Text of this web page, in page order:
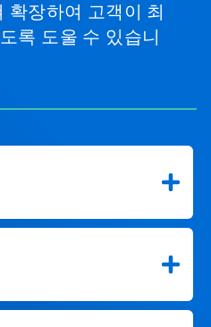
확장하여 고객이 최
록 도울 수 있습니